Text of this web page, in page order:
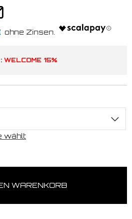
WELCOME 15%
wählt
WARENKORB